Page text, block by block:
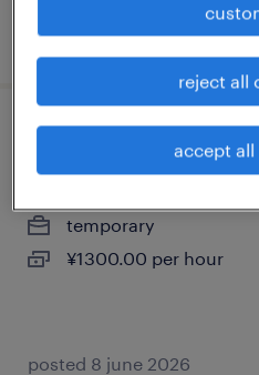
posted 13 april 2026
自動車・輸送機器の組
temporary
¥1300.00 per hour
posted 8 june 2026
reject all
accept all